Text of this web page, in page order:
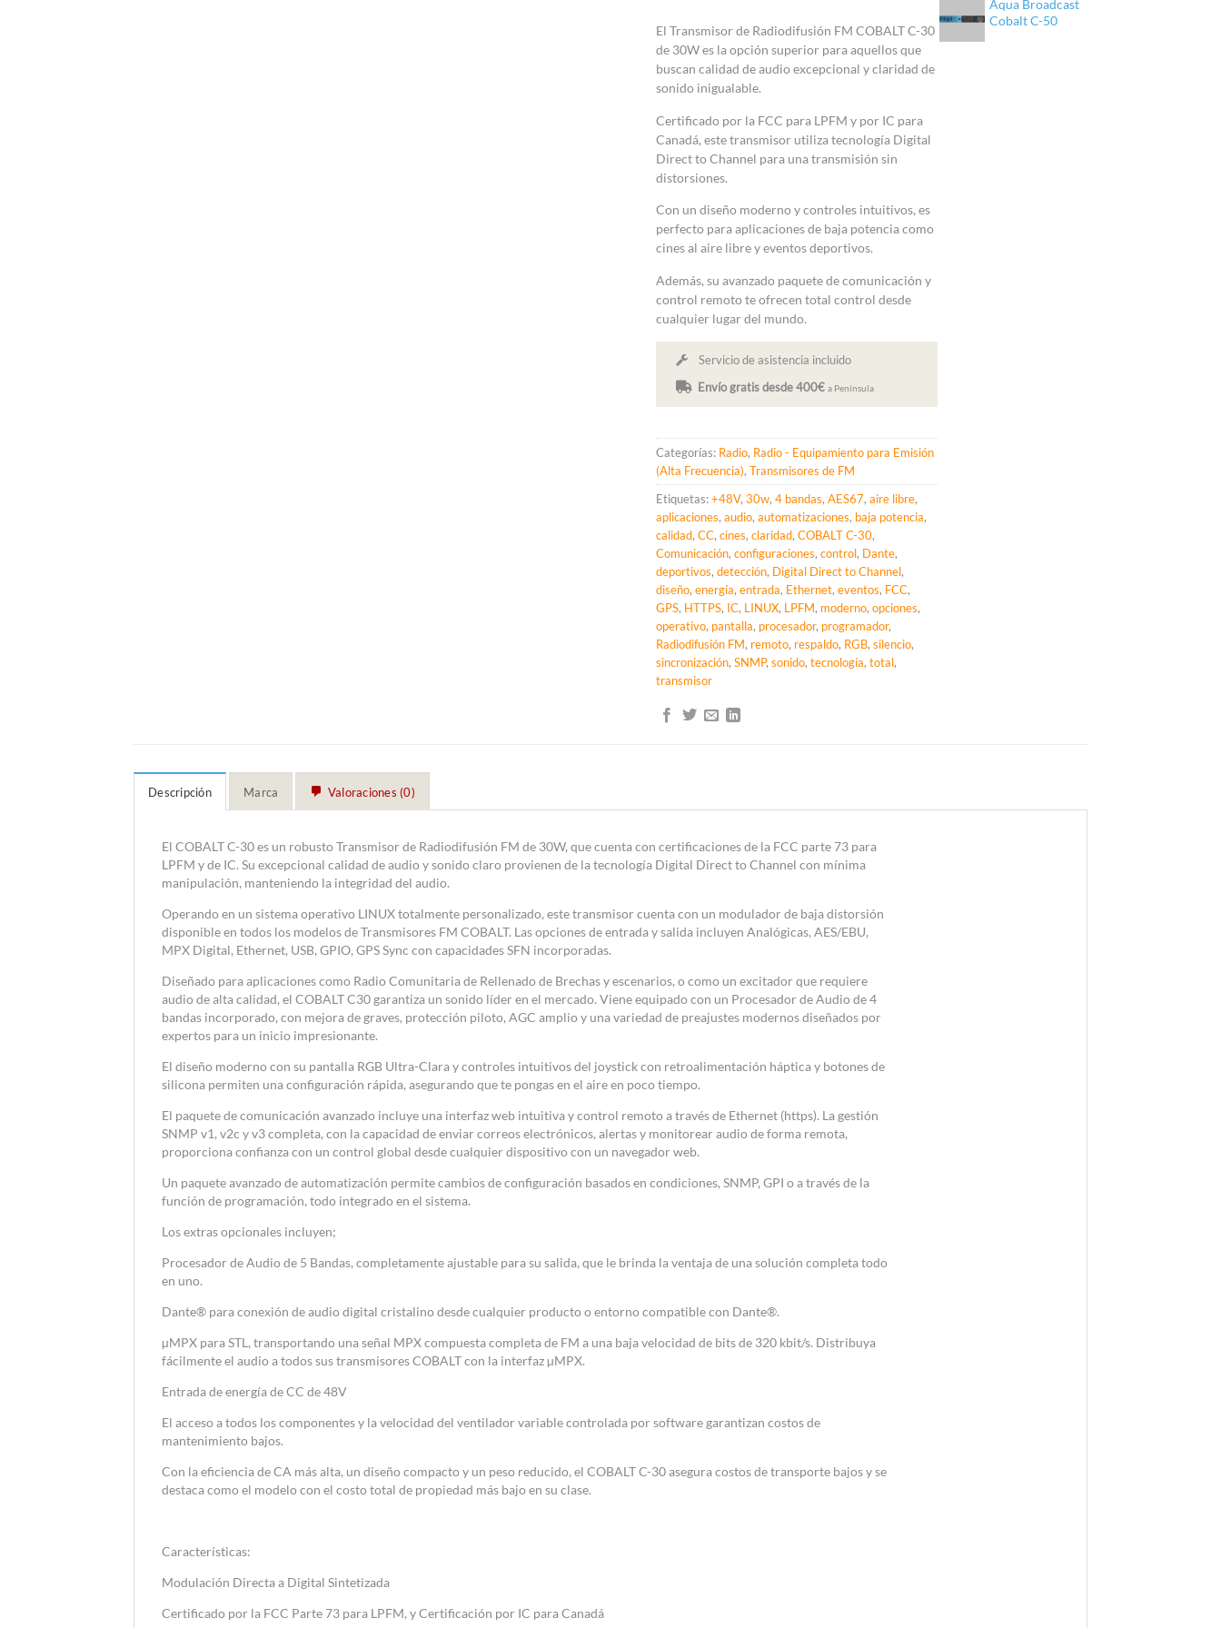
El Transmisor de Radiodifusión FM COBALT C-30
de 30W es la opción superior para aquellos que
buscan calidad de audio excepcional y claridad de
sonido inigualable.
Certificado por la FCC para LPFM y por IC para
Canadá, este transmisor utiliza tecnología Digital
Direct to Channel para una transmisión sin
distorsiones.
Con un diseño moderno y controles intuitivos, es
perfecto para aplicaciones de baja potencia como
cines al aire libre y eventos deportivos.
Además, su avanzado paquete de comunicación y
control remoto te ofrecen total control desde
cualquier lugar del mundo.
Servicio de asistencia incluido
Envío gratis desde 400€ a Península
Categorías: Radio, Radio - Equipamiento para Emisión
(Alta Frecuencia), Transmisores de FM
Etiquetas:+48V, 30w, 4 bandas, AES67, aire libre,
aplicaciones, audio, automatizaciones, baja potencia,
calidad, CC, cines, claridad, COBALT C-30,
Comunicación, configuraciones, control, Dante,
deportivos, detección, Digital Direct to Channel,
diseño, energía, entrada, Ethernet, eventos, FCC,
GPS, HTTPS, IC, LINUX, LPFM, moderno, opciones,
operativo, pantalla, procesador, programador,
Radiodifusión FM, remoto, respaldo, RGB, silencio,
sincronización, SNMP, sonido, tecnología, total,
transmisor
Aqua Broadcast
Cobalt C-50
Descripción Marca Valoraciones (0)
El COBALT C-30 es un robusto Transmisor de Radiodifusión FM de 30W, que cuenta con certificaciones de la FCC parte 73 para
LPFM y de IC. Su excepcional calidad de audio y sonido claro provienen de la tecnología Digital Direct to Channel con mínima
manipulación, manteniendo la integridad del audio.
Operando en un sistema operativo LINUX totalmente personalizado, este transmisor cuenta con un modulador de baja distorsión
disponible en todos los modelos de Transmisores FM COBALT. Las opciones de entrada y salida incluyen Analógicas, AES/EBU,
MPX Digital, Ethernet, USB, GPIO, GPS Sync con capacidades SFN incorporadas.
Diseñado para aplicaciones como Radio Comunitaria de Rellenado de Brechas y escenarios, o como un excitador que requiere
audio de alta calidad, el COBALT C30 garantiza un sonido líder en el mercado. Viene equipado con un Procesador de Audio de 4
bandas incorporado, con mejora de graves, protección piloto, AGC amplio y una variedad de preajustes modernos diseñados por
expertos para un inicio impresionante.
El diseño moderno con su pantalla RGB Ultra-Clara y controles intuitivos del joystick con retroalimentación háptica y botones de
silicona permiten una configuración rápida, asegurando que te pongas en el aire en poco tiempo.
El paquete de comunicación avanzado incluye una interfaz web intuitiva y control remoto a través de Ethernet (https). La gestión
SNMP v1, v2c y v3 completa, con la capacidad de enviar correos electrónicos, alertas y monitorear audio de forma remota,
proporciona confianza con un control global desde cualquier dispositivo con un navegador web.
Un paquete avanzado de automatización permite cambios de configuración basados en condiciones, SNMP, GPI o a través de la
función de programación, todo integrado en el sistema.
Los extras opcionales incluyen;
Procesador de Audio de 5 Bandas, completamente ajustable para su salida, que le brinda la ventaja de una solución completa todo
en uno.
Dante® para conexión de audio digital cristalino desde cualquier producto o entorno compatible con Dante®.
µMPX para STL, transportando una señal MPX compuesta completa de FM a una baja velocidad de bits de 320 kbit/s. Distribuya
fácilmente el audio a todos sus transmisores COBALT con la interfaz µMPX.
Entrada de energía de CC de 48V
El acceso a todos los componentes y la velocidad del ventilador variable controlada por software garantizan costos de
mantenimiento bajos.
Con la eficiencia de CA más alta, un diseño compacto y un peso reducido, el COBALT C-30 asegura costos de transporte bajos y se
destaca como el modelo con el costo total de propiedad más bajo en su clase.
Características:
Modulación Directa a Digital Sintetizada
Certificado por la FCC Parte 73 para LPFM, y Certificación por IC para Canadá